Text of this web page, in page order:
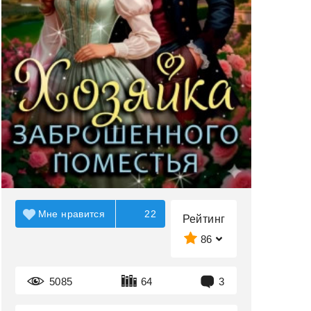
Рейтинг
86
5085 64 3
Мне нравится 22